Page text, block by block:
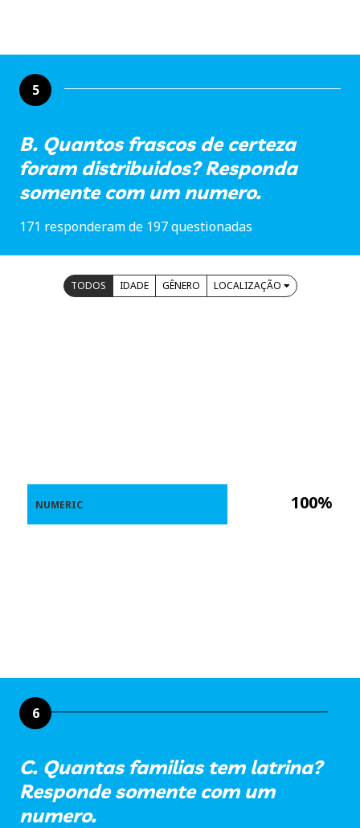
5
B. Quantos frascos de certeza
foram distribuidos? Responda
somente com um numero.
171 responderam de 197 questionadas
TODOS IDADE GÊNERO LOCALIZAÇÃO
100%
NUMERIC
6
C. Quantas familias tem latrina?
Responde somente com um
numero.